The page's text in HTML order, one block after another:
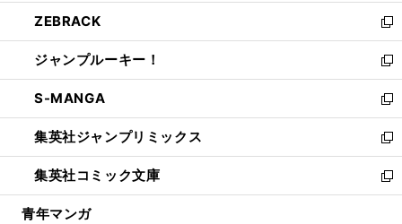
く
で
開
く
ン
ド
ウ
で
開
く
ウ
ィ
ン
ド
ウ
で
開
く
し
い
ウ
ィ
ン
ド
ウ
で
開
く
ZEBRACK
新
し
い
ウ
ィ
ン
ド
ウ
で
開
ジャンプルーキー！
新
し
い
ウ
ィ
ン
ド
ウ
S-MANGA
新
し
い
ウ
ィ
ン
集英社ジャンプリミックス
新
し
い
ウ
集英社コミック文庫
新
し
青年マンガ